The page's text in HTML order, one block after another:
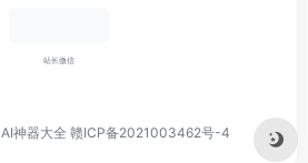
站长微信
AI神器大全 赣ICP备2021003462号-4